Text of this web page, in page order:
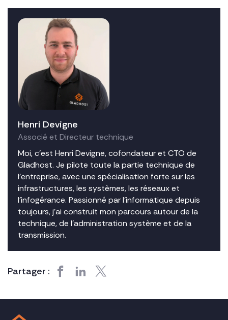
Henri Devigne
Associé et Directeur technique
Moi, c’est Henri Devigne, cofondateur et CTO de
Gladhost. Je pilote toute la partie technique de
l’entreprise, avec une spécialisation forte sur les
infrastructures, les systèmes, les réseaux et
l’infogérance. Passionné par l’informatique depuis
toujours, j’ai construit mon parcours autour de la
technique, de l’administration système et de la
transmission.
Partager :